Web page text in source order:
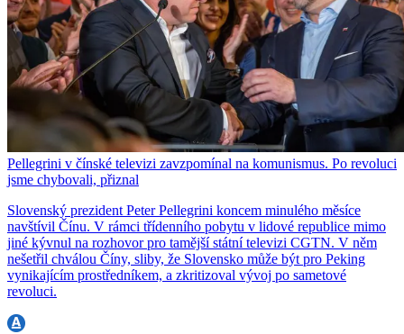
Pellegrini v čínské televizi zavzpomínal na komunismus. Po revoluci
jsme chybovali, přiznal
Slovenský prezident Peter Pellegrini koncem minulého měsíce
navštívil Čínu. V rámci třídenního pobytu v lidové republice mimo
jiné kývnul na rozhovor pro tamější státní televizi CGTN. V něm
nešetřil chválou Číny, sliby, že Slovensko může být pro Peking
vynikajícím prostředníkem, a zkritizoval vývoj po sametové
revoluci.